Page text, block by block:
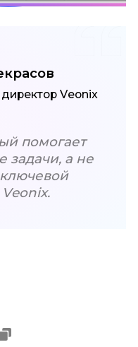
помогает
задачи, а не
ключевой
Veonix